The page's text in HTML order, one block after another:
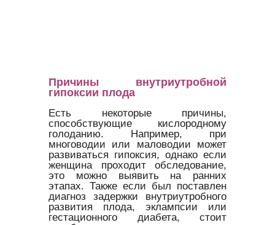
Причины внутриутробной
гипоксии плода
Есть некоторые причины,
способствующие кислородному
голоданию. Например, при
многоводии или маловодии может
развиваться гипоксия, однако если
женщина проходит обследование,
это можно выявить на ранних
этапах. Также если был поставлен
диагноз задержки внутриутробного
развития плода, эклампсии или
гестационного диабета, стоит